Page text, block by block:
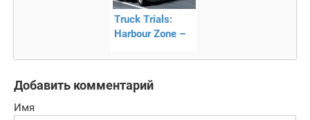
Truck Trials:
Harbour Zone –
грузовика на
андроид
Добавить комментарий
Имя